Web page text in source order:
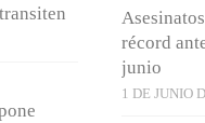
récord
junio
1 DE JUNIO